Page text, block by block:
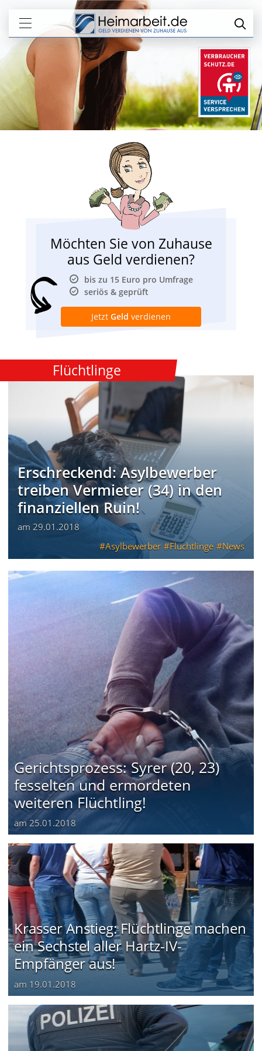
Möchten Sie von Zuhause
aus Geld verdienen?
bis zu 15 Euro pro Umfrage
seriös & geprüft
Jetzt Geld verdienen
Flüchtlinge
Erschreckend: Asylbewerber
treiben Vermieter (34) in den
finanziellen Ruin!
am 29.01.2018
Asylbewerber
Flüchtlinge News
Gerichtsprozess: Syrer (20, 23)
fesselten und ermordeten
weiteren Flüchtling!
am25.01.2018
Krasser Anstieg: Flüchtlinge machen
ein Sechstel aller Hartz-IV-
Empfänger aus!
am 19.01.2018